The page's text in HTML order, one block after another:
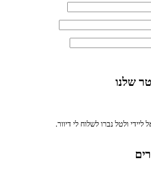
שלנו
ולטל נברו לשלוח לי דיוור.